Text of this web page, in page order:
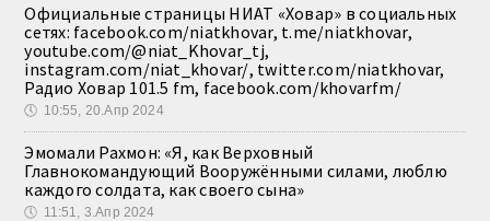
Официальные страницы НИАТ «Ховар» в социальных
сетях: facebook.com/niatkhovar, t.me/niatkhovar,
youtube.com/@niat_Khovar_tj,
instagram.com/niat_khovar/, twitter.com/niatkhovar,
Радио Ховар 101.5 fm, facebook.com/khovarfm/
🕔 10:55, 20.Апр 2024
Эмомали Рахмон: «Я, как Верховный
Главнокомандующий Вооружёнными силами, люблю
каждого солдата, как своего сына»
🕔 11:51, 3.Апр 2024